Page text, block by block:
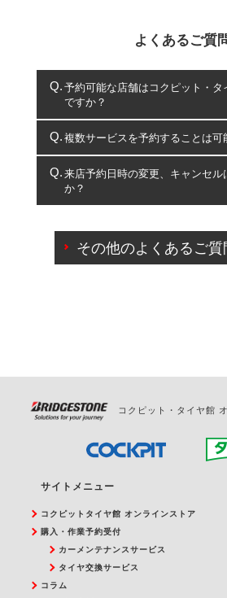
よくあるご質
予約可能な店舗はコクピット・タ
ですか？
コクピット・タイヤ館のみとなり
複数サービスを予約することは可
複数サービスのご予約は可能です
一部の商品・サービスの組み合わせに
出来ないものもございます。
来店予約日時の変更、キャンセル
か？
ご来店予約日の3営業日前を過ぎ
の日時変更につきましては、直接
その他のよくあるご質
コクピット・タイヤ館
サイトメニュー
コクピットタイヤ館 オンラインストア
購入・作業予約受付
カーメンテナンスサービス
タイヤ交換サービス
コラム